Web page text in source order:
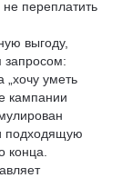
переплатить
выгоду,
запросом:
„хочу уметь
кампании
подходящую
конца.